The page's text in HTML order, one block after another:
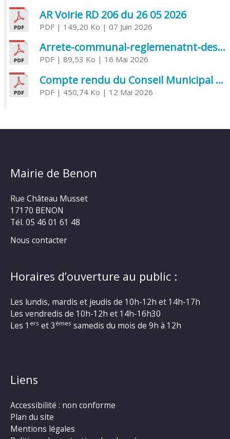
AR Voirie RD 206 du 26 05 2026
PDF| 149,20 Ko | 07 Juin 2026
Arrete-communal-reglemenatnt-des-bruits-de-voisinage-et-des-activites-bruyantes
PDF| 89,53 Ko | 16 Mai 2026
Compte rendu du Conseil Municipal du 06 mai 2026
PDF| 450,74 Ko | 12 Mai 2026
Mairie de Benon
Rue Château Musset
17170 BENON
Tél. 05 46 01 61 48
Nous contacter
Horaires d’ouverture au public :
Les lundis, mardis et jeudis de 10h-12h et 14h-17h
Les vendredis de 10h-12h et 14h-16h30
Les 1 ers et 3 èmes samedis du mois de 9h à 12h
Liens
Accessibilité : non conforme
Plan du site
Mentions légales